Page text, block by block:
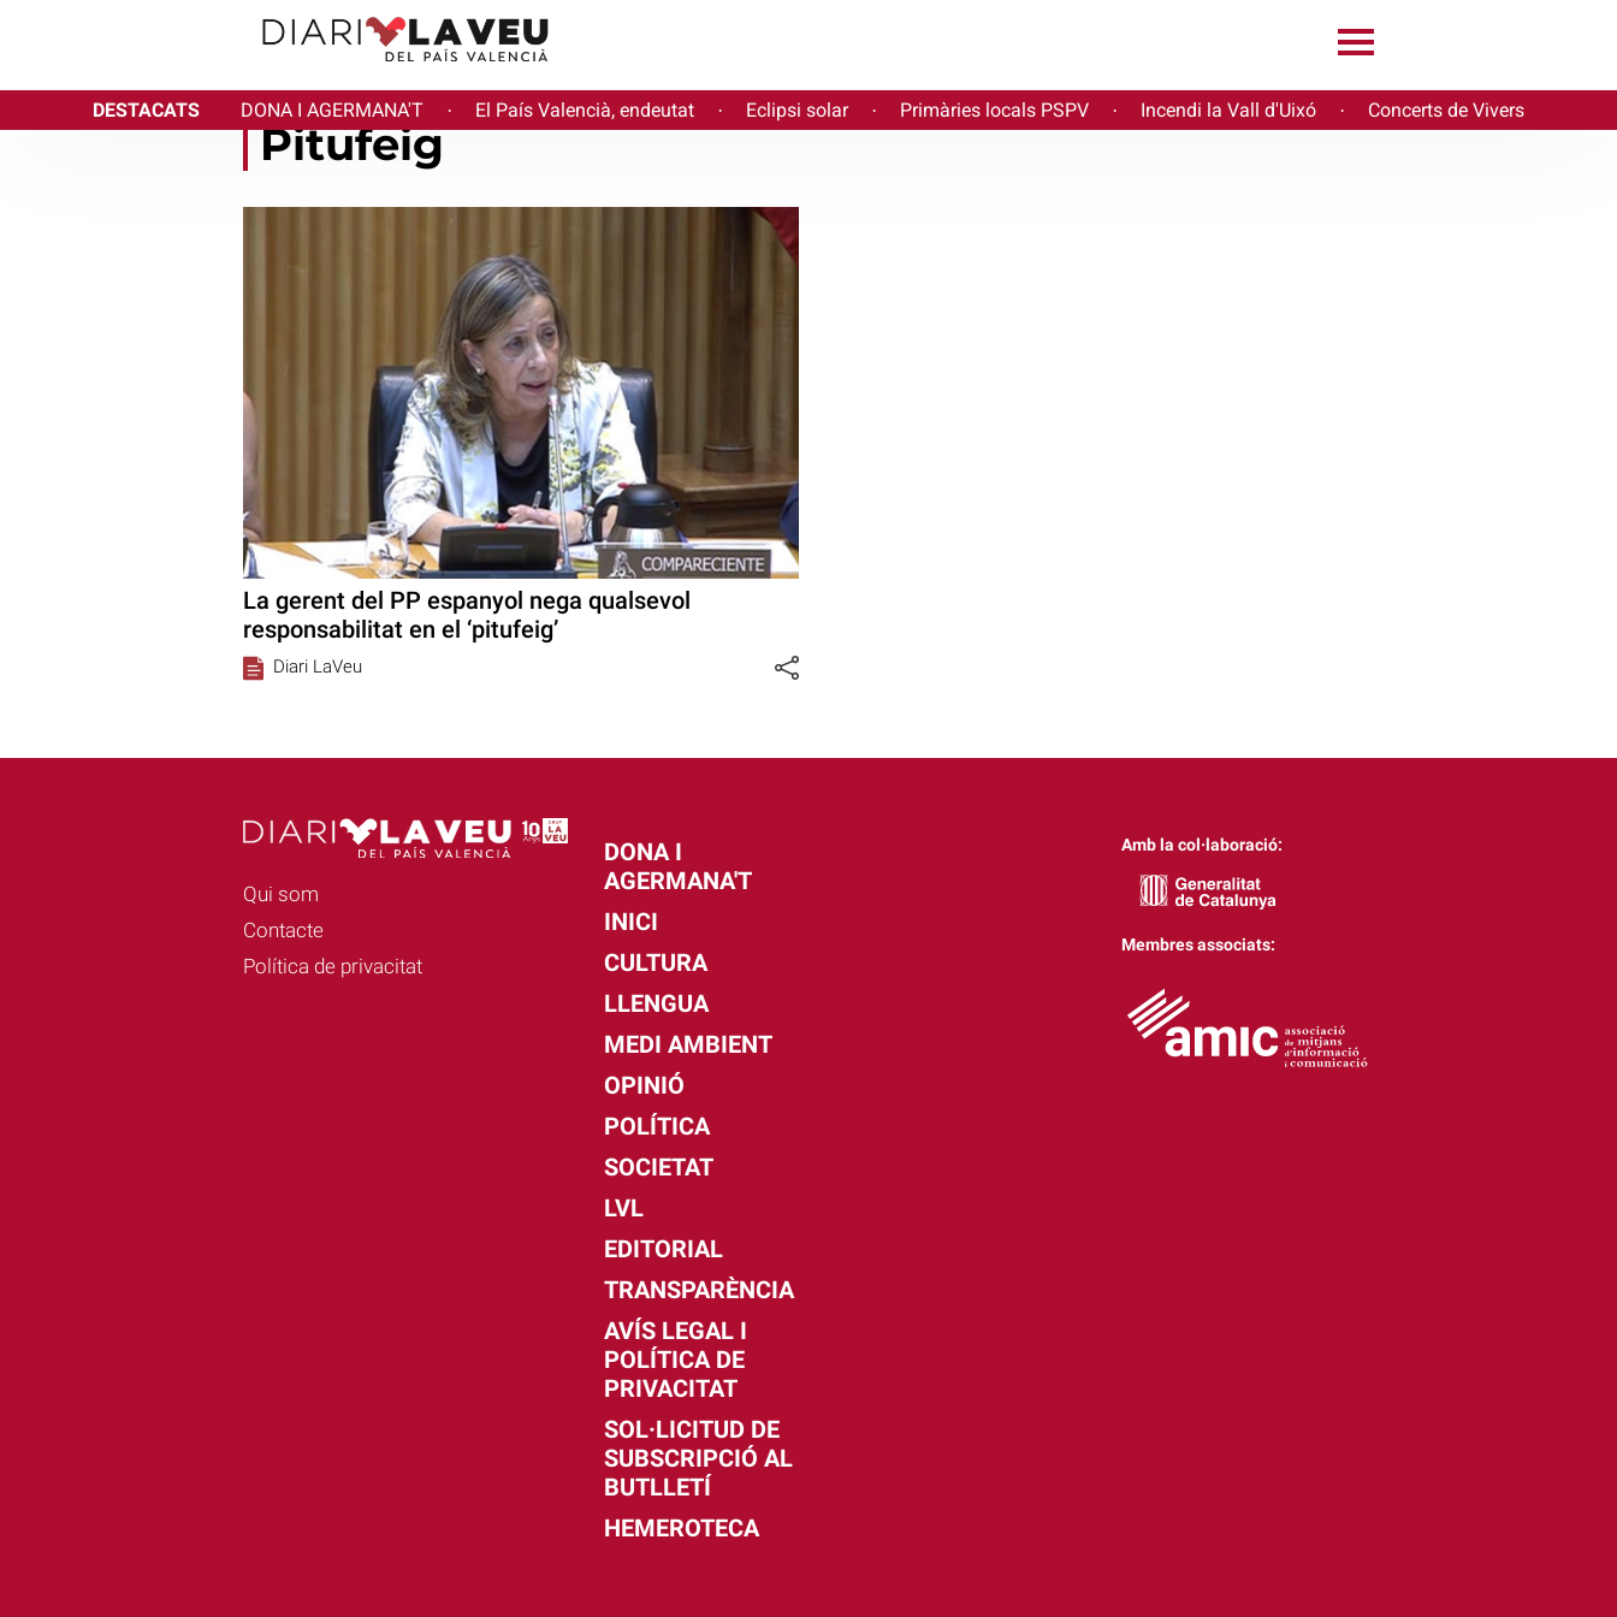
DESTACATS DONA I AGERMANA'T · El País Valencià, endeutat · Eclipsi solar · Primàries locals PSPV · Incendi la Vall d'Uixó · Concerts de Vivers
Pitufeig
La gerent del PP espanyol nega qualsevol
responsabilitat en el ‘pitufeig’
Diari LaVeu
Qui som
Contacte
Política de privacitat
DONA I
AGERMANA'T
INICI
CULTURA
LLENGUA
MEDI AMBIENT
OPINIÓ
POLÍTICA
SOCIETAT
LVL
EDITORIAL
TRANSPARÈNCIA
AVÍS LEGAL I
POLÍTICA DE
PRIVACITAT
SOL·LICITUD DE
SUBSCRIPCIÓ AL
BUTLLETÍ
HEMEROTECA
Amb la col·laboració:
Membres associats: